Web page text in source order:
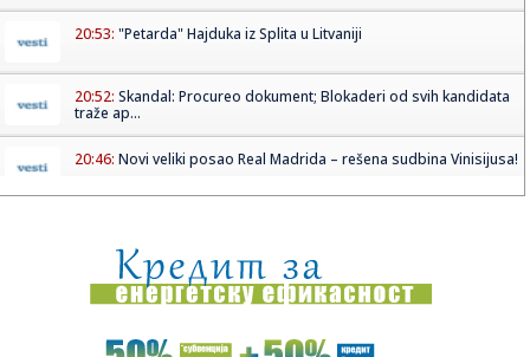
20:53: "Petarda" Hajduka iz Splita u Litvaniji
20:52: Skandal: Procureo dokument; Blokaderi od svih kandidata
traže ap...
20:46: Novi veliki posao Real Madrida – rešena sudbina Vinisijusa!
20:45:Vučić najavio veliki skup u Novom Sadu: Očekujem pobedu
na niv...
20:44:Fotelja mu visi o koncu: Zbog čega se republikanci okreću